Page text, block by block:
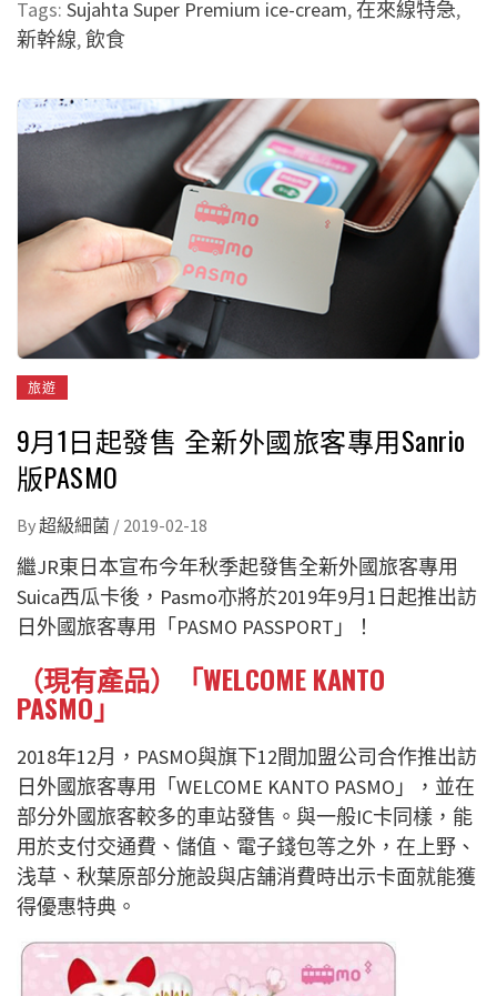
Tags: Sujahta Super Premium ice-cream,在來線特急,
新幹線,飲食
旅遊
9月1日起發售 全新外國旅客專用Sanrio
版PASMO
By超級細菌 / 2019-02-18
繼JR東日本宣布今年秋季起發售全新外國旅客專用
Suica西瓜卡後，Pasmo亦將於2019年9月1日起推出訪
日外國旅客專用「PASMO PASSPORT」！
（現有產品）「WELCOME KANTO
PASMO」
2018年12月，PASMO與旗下12間加盟公司合作推出訪
日外國旅客專用「WELCOME KANTO PASMO」，並在
部分外國旅客較多的車站發售。與一般IC卡同樣，能
用於支付交通費、儲值、電子錢包等之外，在上野、
浅草、秋葉原部分施設與店舗消費時出示卡面就能獲
得優惠特典。